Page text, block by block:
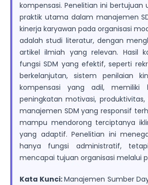
kompensasi. Penelitian ini
praktik utama dalam manajemen
kinerja karyawan pada organisasi
adalah studi literatur, dengan
artikel ilmiah yang relevan. Hasil
fungsi SDM yang efektif, seperti
berkelanjutan, sistem penilaian
kompensasi yang adil, memiliki
peningkatan motivasi,
manajemen SDM yang responsif
mampu mendorong terciptanya
yang adaptif. Penelitian ini
hanya fungsi administratif,
mencapai tujuan organisasi melalui
Kata Kunci:Manajemen Sumber